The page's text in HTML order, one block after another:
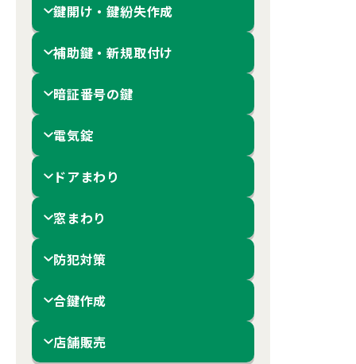
鍵開け・鍵紛失作成
補助鍵・新規取付け
暗証番号の鍵
電気錠
ドアまわり
窓まわり
防犯対策
合鍵作成
店舗販売